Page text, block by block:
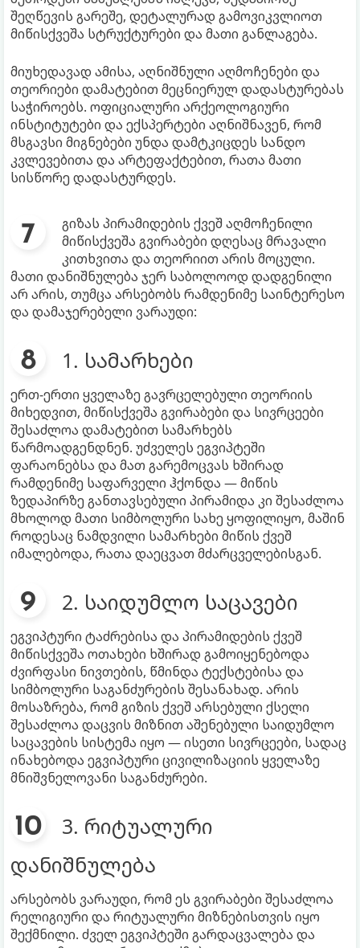
შეღწევის გარეშე, დეტალურად გამოვიკვლიოთ
მიწისქვეშა სტრუქტურები და მათი განლაგება.​
მიუხედავად ამისა, აღნიშნული აღმოჩენები და
თეორიები დამატებით მეცნიერულ დადასტურებას
საჭიროებს. ოფიციალური არქეოლოგიური
ინსტიტუტები და ექსპერტები აღნიშნავენ, რომ
მსგავსი მიგნებები უნდა დამტკიცდეს სანდო
კვლევებითა და არტეფაქტებით, რათა მათი
სისწორე დადასტურდეს.
გიზას პირამიდების ქვეშ აღმოჩენილი
მიწისქვეშა გვირაბები დღესაც მრავალი
კითხვითა და თეორიით არის მოცული.
მათი დანიშნულება ჯერ საბოლოოდ დადგენილი
არ არის, თუმცა არსებობს რამდენიმე საინტერესო
და დამაჯერებელი ვარაუდი:
1. სამარხები
ერთ-ერთი ყველაზე გავრცელებული თეორიის
მიხედვით, მიწისქვეშა გვირაბები და სივრცეები
შესაძლოა დამატებით სამარხებს
წარმოადგენდნენ. უძველეს ეგვიპტეში
ფარაონებსა და მათ გარემოცვას ხშირად
რამდენიმე საფარველი ჰქონდა — მიწის
ზედაპირზე განთავსებული პირამიდა კი შესაძლოა
მხოლოდ მათი სიმბოლური სახე ყოფილიყო, მაშინ
როდესაც ნამდვილი სამარხები მიწის ქვეშ
იმალებოდა, რათა დაეცვათ მძარცველებისგან.
2. საიდუმლო საცავები
ეგვიპტური ტაძრებისა და პირამიდების ქვეშ
მიწისქვეშა ოთახები ხშირად გამოიყენებოდა
ძვირფასი ნივთების, წმინდა ტექსტებისა და
სიმბოლური საგანძურების შესანახად. არის
მოსაზრება, რომ გიზის ქვეშ არსებული ქსელი
შესაძლოა დაცვის მიზნით აშენებული საიდუმლო
საცავების სისტემა იყო — ისეთი სივრცეები, სადაც
ინახებოდა ეგვიპტური ცივილიზაციის ყველაზე
მნიშვნელოვანი საგანძურები.
3. რიტუალური
დანიშნულება
არსებობს ვარაუდი, რომ ეს გვირაბები შესაძლოა
რელიგიური და რიტუალური მიზნებისთვის იყო
შექმნილი. ძველ ეგვიპტეში გარდაცვალება და